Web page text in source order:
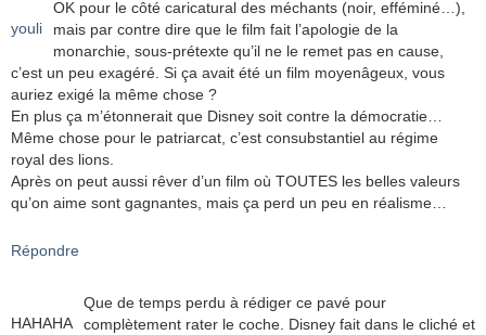
youli
OK pour le côté caricatural des méchants (noir, efféminé…),
mais par contre dire que le film fait l’apologie de la
monarchie, sous-prétexte qu’il ne le remet pas en cause,
c’est un peu exagéré. Si ça avait été un film moyenâgeux, vous
auriez exigé la même chose ?
En plus ça m’étonnerait que Disney soit contre la démocratie…
Même chose pour le patriarcat, c’est consubstantiel au régime
royal des lions.
Après on peut aussi rêver d’un film où TOUTES les belles valeurs
qu’on aime sont gagnantes, mais ça perd un peu en réalisme…
Répondre
HAHAHA
Que de temps perdu à rédiger ce pavé pour
complètement rater le coche. Disney fait dans le cliché et